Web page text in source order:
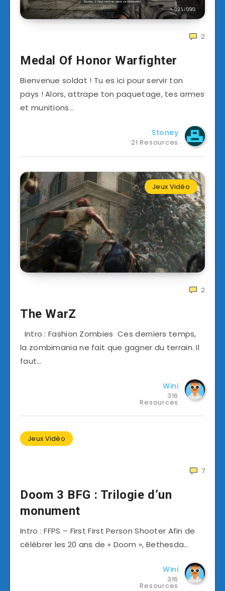
2
Medal Of Honor Warfighter
Bienvenue soldat ! Tu es ici pour servir ton
pays ! Alors, attrape ton paquetage, tes armes
et munitions…
Stoney
21 Resources
Jeux Vidéo
2
The WarZ
Intro : Fashion Zombies Ces derniers temps,
la zombimania ne fait que gagner du terrain. Il
faut…
Wini
316
Resources
Jeux Vidéo
7
Doom 3 BFG : Trilogie d’un
monument
Intro : FFPS – First First Person Shooter Afin de
célébrer les 20 ans de « Doom », Bethesda…
Wini
316
Resources